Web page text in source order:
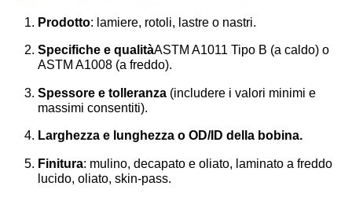
Prodotto: lamiere, rotoli, lastre o nastri.
Specifiche e qualitàASTM A1011 Tipo B (a caldo) o
ASTM A1008 (a freddo).
Spessore e tolleranza (includere i valori minimi e
massimi consentiti).
Larghezza e lunghezza o OD/ID della bobina.
Finitura: mulino, decapato e oliato, laminato a freddo
lucido, oliato, skin-pass.